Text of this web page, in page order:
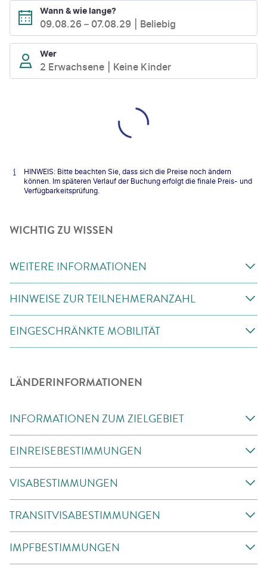
Wann & wie lange?
09.08.26 – 07.08.29 Beliebig
Wer
2 Erwachsene Keine Kinder
HINWEIS: Bitte beachten Sie, dass sich die Preise noch ändern
können. Im späteren Verlauf der Buchung erfolgt die finale Preis- und
Verfügbarkeitsprüfung.
WICHTIG ZU WISSEN
WEITERE INFORMATIONEN
HINWEISE ZUR TEILNEHMERANZAHL
EINGESCHRÄNKTE MOBILITÄT
LÄNDERINFORMATIONEN
INFORMATIONEN ZUM ZIELGEBIET
EINREISEBESTIMMUNGEN
VISABESTIMMUNGEN
TRANSITVISABESTIMMUNGEN
IMPFBESTIMMUNGEN